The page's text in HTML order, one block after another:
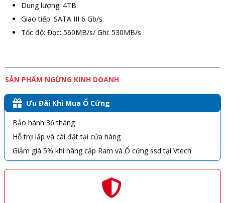
Dung lượng: 4TB
Giao tiếp: SATA III 6 Gb/s
Tốc độ: Đọc: 560MB/s/ Ghi: 530MB/s
SẢN PHẨM NGỪNG KINH DOANH
Ưu Đãi Khi Mua Ổ Cứng
Bảo hành 36 tháng
Hỗ trợ lắp và cài đặt tại cửa hàng
Giảm giá 5% khi nâng cấp Ram và Ổ cứng ssd tại Vtech